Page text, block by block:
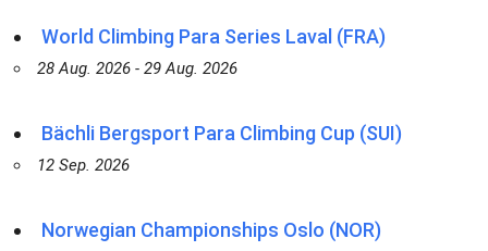
World Climbing Para Series Laval (FRA)
28 Aug. 2026 - 29 Aug. 2026
Bächli Bergsport Para Climbing Cup (SUI)
12 Sep. 2026
Norwegian Championships Oslo (NOR)